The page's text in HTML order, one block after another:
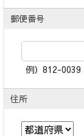
郵便番号
例）812-0039
住所